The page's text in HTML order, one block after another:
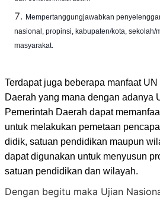
Mempertanggungjawabkan
nasional, propinsi, kabupaten/kota, sekolah/
masyarakat.
Terdapat juga beberapa manfaat
Daerah yang mana dengan adanya
Pemerintah Daerah dapat
untuk melakukan pemetaan
didik, satuan pendidikan maupun
dapat digunakan untuk menyusun
satuan pendidikan dan wilayah.
Dengan begitu maka Ujian